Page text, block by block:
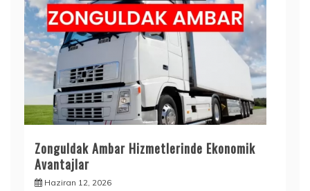
Zonguldak Ambar Hizmetlerinde Ekonomik
Avantajlar
Haziran 12, 2026